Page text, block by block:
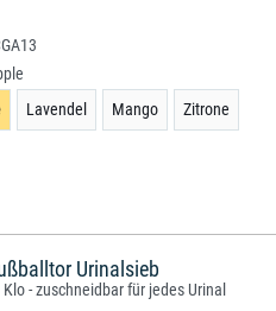
Lavendel Mango Zitrone
Urinalsieb
- zuschneidbar für jedes Urinal